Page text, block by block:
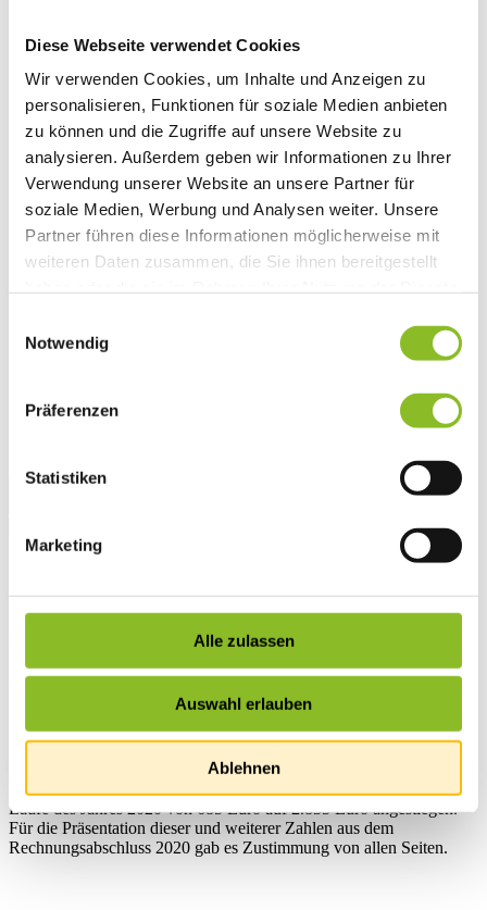
Diese Webseite verwendet Cookies
Wir verwenden Cookies, um Inhalte und Anzeigen zu
personalisieren, Funktionen für soziale Medien anbieten
zu können und die Zugriffe auf unsere Website zu
analysieren. Außerdem geben wir Informationen zu Ihrer
Verwendung unserer Website an unsere Partner für
soziale Medien, Werbung und Analysen weiter. Unsere
Partner führen diese Informationen möglicherweise mit
weiteren Daten zusammen, die Sie ihnen bereitgestellt
Notwendig
Präferenzen
Statistiken
Marketing
Alle zulassen
Auswahl erlauben
Ablehnen
Vereinsservice
Liste der Frastanzer Vereine
Veranstaltungen
Veranstaltungskalender
Wirtschaft
Unternehmen & Standort
Nahversorgerliste
Betriebe
Wirtschaftsstandort Frastanz
Gemeindeentwicklung
Wige Frastanz
Wirtschaftsgemeinschaft
Herbstmarkt
Der Walgauer
Rechnungsabschluss 2020
einstimmig beschlossen
Die Rücklagen sind aufgebraucht, die Pro Kopf-Verschuldung ist im
Laufe des Jahres 2020 von 685 Euro auf 2.835 Euro angestiegen.
Für die Präsentation dieser und weiterer Zahlen aus dem
Rechnungsabschluss 2020 gab es Zustimmung von allen Seiten.